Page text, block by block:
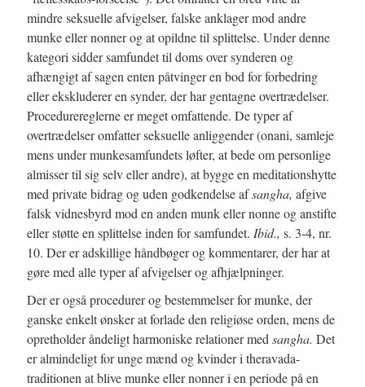
mindre seksuelle afvigelser, falske anklager mod andre
munke eller nonner og at opildne til splittelse. Under denne
kategori sidder samfundet til doms over synderen og
afhængigt af sagen enten påtvinger en bod for forbedring
eller ekskluderer en synder, der har gentagne overtrædelser.
Procedurereglerne er meget omfattende. De typer af
overtrædelser omfatter seksuelle anliggender (onani, samleje
mens under munkesamfundets løfter, at bede om personlige
almisser til sig selv eller andre), at bygge en meditationshytte
med private bidrag og uden godkendelse afsangha, afgive
falsk vidnesbyrd mod en anden munk eller nonne og anstifte
eller støtte en splittelse inden for samfundet. Ibid., s. 3-4, nr.
10. Der er adskillige håndbøger og kommentarer, der har at
gøre med alle typer af afvigelser og afhjælpninger.
Der er også procedurer og bestemmelser for munke, der
ganske enkelt ønsker at forlade den religiøse orden, mens de
opretholder åndeligt harmoniske relationer med sangha. Det
er almindeligt for unge mænd og kvinder i theravada-
traditionen at blive munke eller nonner i en periode på en